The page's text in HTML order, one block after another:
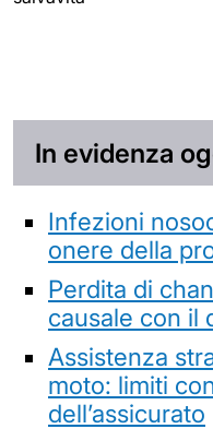
In evidenza
Infezioni
onere della
Perdita di
causale con il
Assistenza
moto: limiti
dell’assicurato